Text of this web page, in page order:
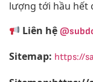
lượng tới hầu hết
Liên hệ
Sitemap: https://